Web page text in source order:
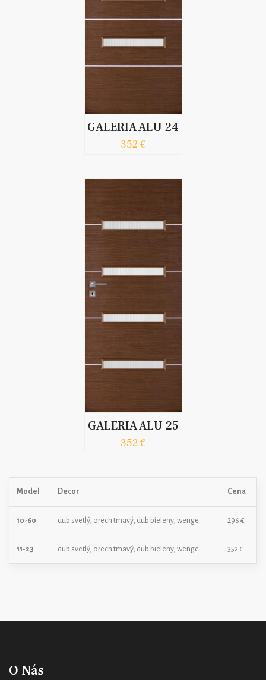
GALERIA ALU 24
352 €
GALERIA ALU 25
352 €
Model Decor Cena
10-60 dub svetlý, orech tmavý, dub bieleny, wenge 296 €
11-23 dub svetlý, orech tmavý, dub bieleny, wenge 352 €
O Nás